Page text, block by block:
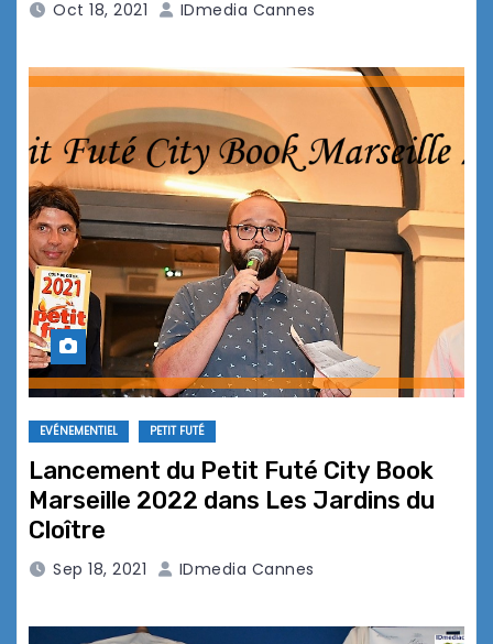
Oct 18, 2021 IDmedia Cannes
EVÉNEMENTIEL PETIT FUTÉ
Lancement du Petit Futé City Book
Marseille 2022 dans Les Jardins du
Cloître
Sep 18, 2021 IDmedia Cannes